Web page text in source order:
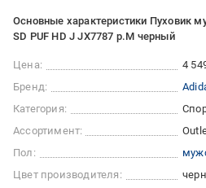
Основные характеристики Пуховик
SD PUF HD J JX7787 р.M черный
Цена:
4
Бренд:
Категория:
Ассортимент:
Пол:
Цвет производителя: